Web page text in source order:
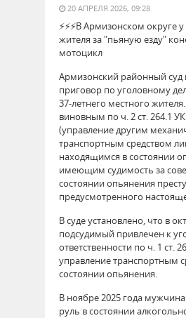
20 АПРЕЛЯ 2026, 09:28
⚡️⚡️⚡️В Армизонском округе
жителя за "пьяную езду"
мотоцикл
Армизонский районный суд
приговор по уголовному
37-летнего местного
виновным по ч. 2 ст. 264.1
(управление другим
транспортным средством
находящимся в состоянии
имеющим судимость за
состоянии опьянения
предусмотренного
В суде установлено, что в
подсудимый привлечен к
ответственности по ч. 1 ст.
управление транспортным
состоянии опьянения.
В ноябре 2025 года мужчина
руль в состоянии